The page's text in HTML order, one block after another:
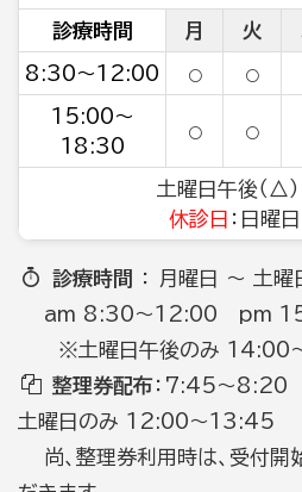
診療時間 月 火
8:30～12:00 ○ ○
15:00～
18:30
○ ○
土曜日午後
休診日 ：
診療時間
： 月曜日 ～ 土曜
am 8:30～12:00 pm
※土曜日午後のみ 14:00
整理券配布：7:45～
土曜日のみ 12:00～13:45
尚、整理券利用時は、受付開